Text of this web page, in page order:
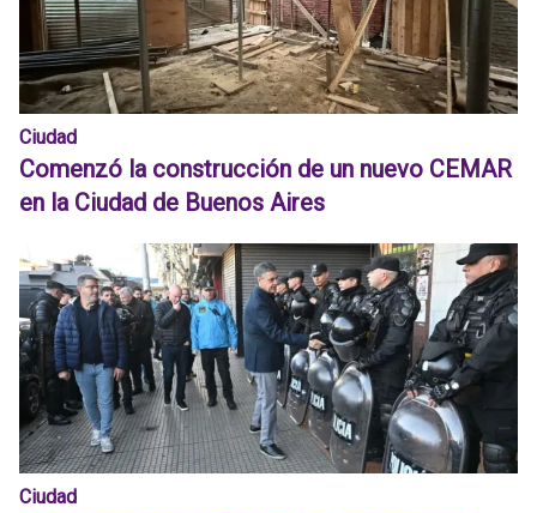
Ciudad
Comenzó la construcción de un nuevo CEMAR
en la Ciudad de Buenos Aires
Ciudad